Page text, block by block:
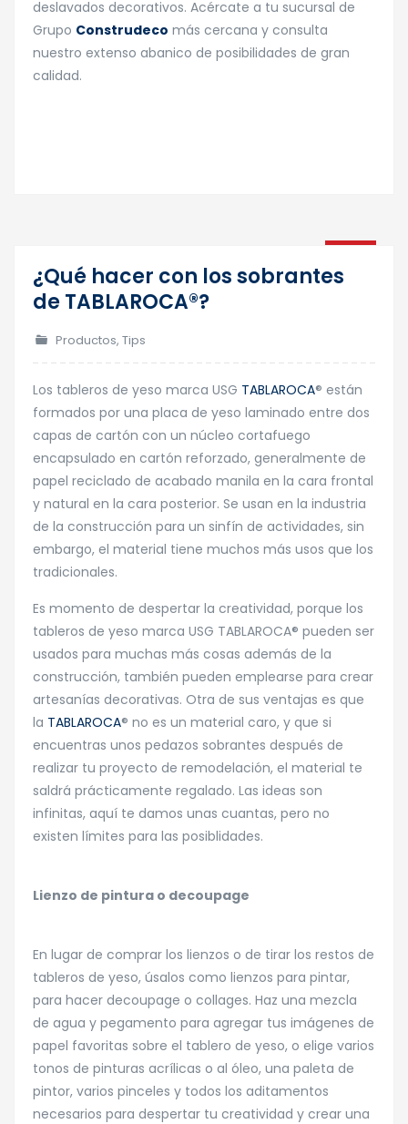
deslavados decorativos. Acércate a tu sucursal de
Grupo Construdeco más cercana y consulta
nuestro extenso abanico de posibilidades de gran
calidad.
Mar
¿Qué hacer con los sobrantes
de TABLAROCA®?
Productos,Tips
Los tableros de yeso marca USG TABLAROCA® están
formados por una placa de yeso laminado entre dos
capas de cartón con un núcleo cortafuego
encapsulado en cartón reforzado, generalmente de
papel reciclado de acabado manila en la cara frontal
y natural en la cara posterior. Se usan en la industria
de la construcción para un sinfín de actividades, sin
embargo, el material tiene muchos más usos que los
tradicionales.
Es momento de despertar la creatividad, porque los
tableros de yeso marca USG TABLAROCA® pueden ser
usados para muchas más cosas además de la
construcción, también pueden emplearse para crear
artesanías decorativas. Otra de sus ventajas es que
la TABLAROCA® no es un material caro, y que si
encuentras unos pedazos sobrantes después de
realizar tu proyecto de remodelación, el material te
saldrá prácticamente regalado. Las ideas son
infinitas, aquí te damos unas cuantas, pero no
existen límites para las posiblidades.
Lienzo de pintura o decoupage
En lugar de comprar los lienzos o de tirar los restos de
tableros de yeso, úsalos como lienzos para pintar,
para hacer decoupage o collages. Haz una mezcla
de agua y pegamento para agregar tus imágenes de
papel favoritas sobre el tablero de yeso, o elige varios
tonos de pinturas acrílicas o al óleo, una paleta de
pintor, varios pinceles y todos los aditamentos
necesarios para despertar tu creatividad y crear una